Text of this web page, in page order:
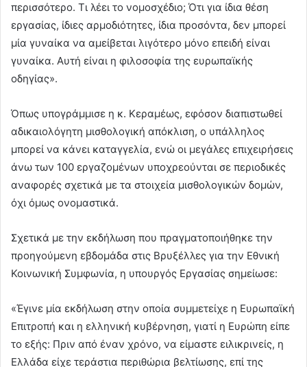
περισσότερο. Τι λέει το νομοσχέδιο; Ότι για ίδια θέση
εργασίας, ίδιες αρμοδιότητες, ίδια προσόντα, δεν μπορεί
μία γυναίκα να αμείβεται λιγότερο μόνο επειδή είναι
γυναίκα. Αυτή είναι η φιλοσοφία της ευρωπαϊκής
οδηγίας».
Όπως υπογράμμισε η κ. Κεραμέως, εφόσον διαπιστωθεί
αδικαιολόγητη μισθολογική απόκλιση, ο υπάλληλος
μπορεί να κάνει καταγγελία, ενώ οι μεγάλες επιχειρήσεις
άνω των 100 εργαζομένων υποχρεούνται σε περιοδικές
αναφορές σχετικά με τα στοιχεία μισθολογικών δομών,
όχι όμως ονομαστικά.
Σχετικά με την εκδήλωση που πραγματοποιήθηκε την
προηγούμενη εβδομάδα στις Βρυξέλλες για την Εθνική
Κοινωνική Συμφωνία, η υπουργός Εργασίας σημείωσε:
«Έγινε μία εκδήλωση στην οποία συμμετείχε η Ευρωπαϊκή
Επιτροπή και η ελληνική κυβέρνηση, γιατί η Ευρώπη είπε
το εξής: Πριν από έναν χρόνο, να είμαστε ειλικρινείς, η
Ελλάδα είχε τεράστια περιθώρια βελτίωσης, επί της